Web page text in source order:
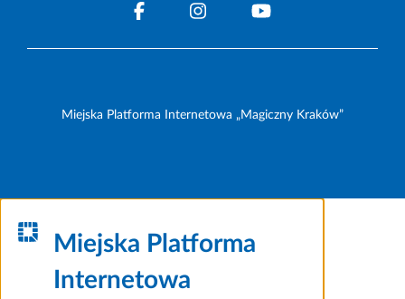
Miejska Platforma Internetowa „Magiczny Kraków”
Miejska Platforma
Internetowa